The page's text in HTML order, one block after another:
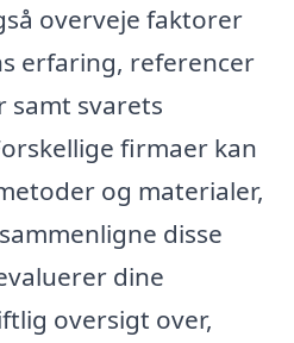
overveje faktorer
erfaring, referencer
samt svarets
firmaer kan
og materialer,
disse
dine
oversigt over,